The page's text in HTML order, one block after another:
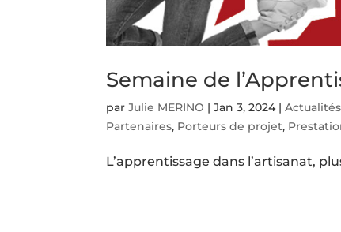
Semaine de
parJulie MERINO |Jan 3, 2024|Actualités
Partenaires, Porteurs de projet,
L’apprentissage dans l’artisanat,